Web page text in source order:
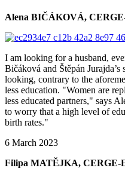
Alena BIČÁKOVÁ,
I am looking for a husband,
Bičáková and Štěpán
looking, contrary to the
less education. "Women are
less educated partners," says
to worry that a high level of
birth rates."
6 March 2023
Filipa MATĚJKA, CERGE-